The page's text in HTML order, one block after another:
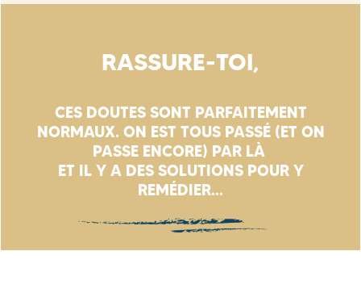
RASSURE-TOI,
CES DOUTES SONT PARFAITEMENT
NORMAUX. ON EST TOUS PASSÉ (ET ON
PASSE ENCORE) PAR LÀ
ET IL Y A DES SOLUTIONS POUR Y
REMÉDIER…